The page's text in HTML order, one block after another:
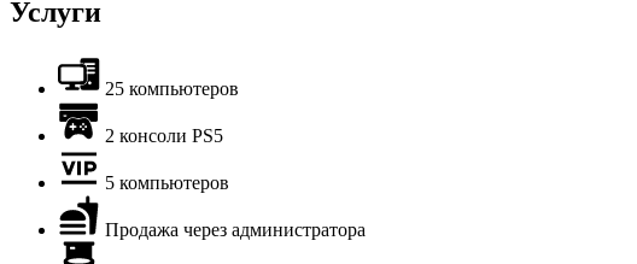
Услуги
25 компьютеров
2 консоли PS5
5 компьютеров
Продажа через администратора